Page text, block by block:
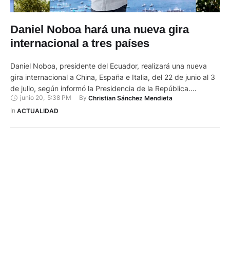
Daniel Noboa hará una nueva gira
internacional a tres países
Daniel Noboa, presidente del Ecuador, realizará una nueva
gira internacional a China, España e Italia, del 22 de junio al 3
de julio, según informó la Presidencia de la República.
Además, permanecerá en Italia del 4 al 7 de julio por asuntos
personales, sin que esto implique erogación de recursos
junio 20, 5:38 PM By Christian Sánchez Mendieta
In ACTUALIDAD